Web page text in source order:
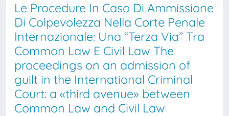
Le Procedure In Caso Di Ammissione
Di Colpevolezza Nella Corte Penale
Internazionale: Una “Terza Via” Tra
Common Law E Civil Law The
proceedings on an admission of
guilt in the International Criminal
Court: a «third avenue» between
Common Law and Civil Law